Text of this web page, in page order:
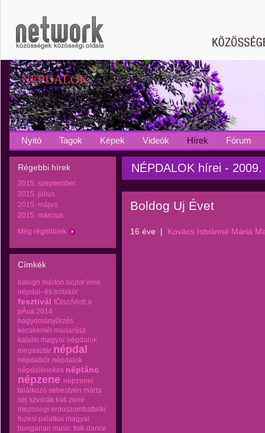
NÉPDALOK
Nyitó Tagok Képek Videók Hírek Fórum
Régebbi hírek
2015. szeptember
2015. július
2015. május
2015. március
Még régebbiek
Címkék
balogh márton bojtor imre
népdal- és nótakör
fesztivál fÖlszÁllott a
pÁva 2014
hagyományőrzés
kecskemét madarász
katalin magyar népdalok
megasztár népdal
népdalkör népdalok
népdalénekes néptánc
népzene népzenei
találkozó sebestyén márta
sej szvorák kati zene
mezosegi erdoszombattelki
fuzesi palatkai magyar
hungarian music folk dance
NÉPDALOK hírei -
Boldog Uj Évet
16 éve | Kovács Istvánné Mária